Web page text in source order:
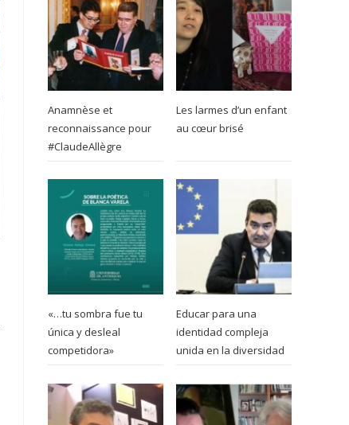
Anamnèse et
reconnaissance pour
#ClaudeAllègre
Les larmes d’un enfant
au cœur brisé
«…tu sombra fue tu
única y desleal
competidora»
Educar para una
identidad compleja
unida en la diversidad